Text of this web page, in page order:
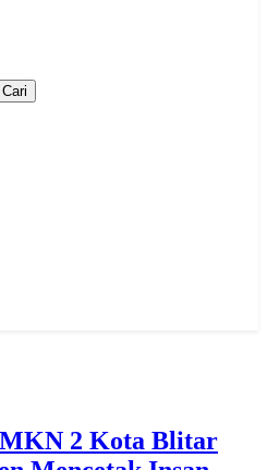
2 Kota Blitar